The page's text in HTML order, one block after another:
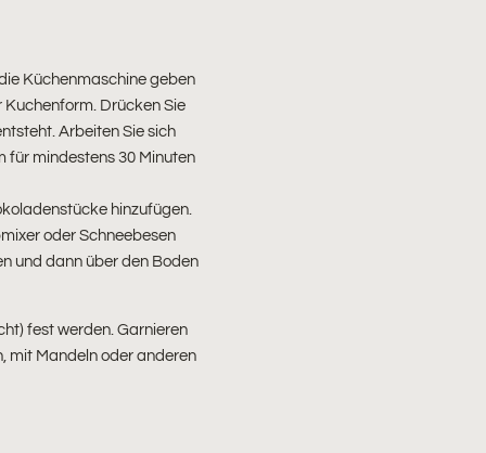
Küchenmaschine geben
Kuchenform. Drücken Sie
Arbeiten Sie sich
für mindestens 30 Minuten
hinzufügen.
oder Schneebesen
und dann über den Boden
fest werden. Garnieren
mit Mandeln oder anderen